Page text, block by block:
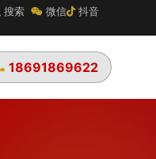
搜索 微信 抖音
18691869622